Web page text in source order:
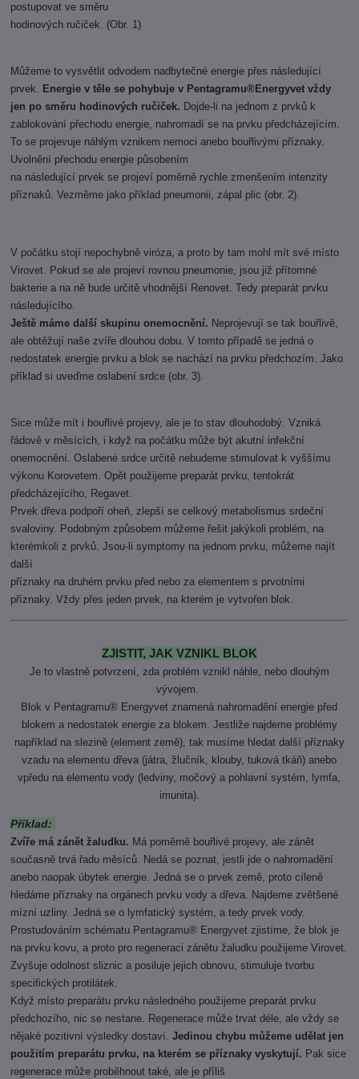
postupovat ve směru
hodinových ručiček. (Obr. 1)
Můžeme to vysvětlit odvodem nadbytečné energie přes následující
prvek. Energie v těle se pohybuje v Pentagramu®Energyvet vždy
jen po směru hodinových ručiček. Dojde-li na jednom z prvků k
zablokování přechodu energie, nahromadí se na prvku předcházejícím.
To se projevuje náhlým vznikem nemoci anebo bouřlivými příznaky.
Uvolnění přechodu energie působením
na následující prvek se projeví poměrně rychle zmenšením intenzity
příznaků. Vezměme jako příklad pneumonii, zápal plic (obr. 2).
V počátku stojí nepochybně viróza, a proto by tam mohl mít své místo
Virovet. Pokud se ale projeví rovnou pneumonie, jsou již přítomné
bakterie a na ně bude určitě vhodnější Renovet. Tedy preparát prvku
následujícího.
Ještě máme další skupinu onemocnění. Neprojevují se tak bouřlivě,
ale obtěžují naše zvíře dlouhou dobu. V tomto případě se jedná o
nedostatek energie prvku a blok se nachází na prvku předchozím. Jako
příklad si uveďme oslabení srdce (obr. 3).
Sice může mít i bouřlivé projevy, ale je to stav dlouhodobý. Vzniká
řádově v měsících, i když na počátku může být akutní infekční
onemocnění. Oslabené srdce určitě nebudeme stimulovat k vyššímu
výkonu Korovetem. Opět použijeme preparát prvku, tentokrát
předcházejícího, Regavet.
Prvek dřeva podpoří oheň, zlepší se celkový metabolismus srdeční
svaloviny. Podobným způsobem můžeme řešit jakýkoli problém, na
kterémkoli z prvků. Jsou-li symptomy na jednom prvku, můžeme najít
další
příznaky na druhém prvku před nebo za elementem s prvotními
příznaky. Vždy přes jeden prvek, na kterém je vytvořen blok.
ZJISTIT, JAK VZNIKL BLOK
Je to vlastně potvrzení, zda problém vznikl náhle, nebo dlouhým
vývojem.
Blok v Pentagramu® Energyvet znamená nahromadění energie před
blokem a nedostatek energie za blokem. Jestliže najdeme problémy
například na slezině (element země), tak musíme hledat další příznaky
vzadu na elementu dřeva (játra, žlučník, klouby, tuková tkáň) anebo
vpředu na elementu vody (ledviny, močový a pohlavní systém, lymfa,
imunita).
Příklad:
Zvíře má zánět žaludku. Má poměrně bouřlivé projevy, ale zánět
současně trvá řadu měsíců. Nedá se poznat, jestli jde o nahromadění
anebo naopak úbytek energie. Jedná se o prvek země, proto cíleně
hledáme příznaky na orgánech prvku vody a dřeva. Najdeme zvětšené
mízní uzliny. Jedná se o lymfatický systém, a tedy prvek vody.
Prostudováním schématu Pentagramu® Energyvet zjistíme, že blok je
na prvku kovu, a proto pro regeneraci zánětu žaludku použijeme Virovet.
Zvyšuje odolnost sliznic a posiluje jejich obnovu, stimuluje tvorbu
specifických protilátek.
Když místo preparátu prvku následného použijeme preparát prvku
předchozího, nic se nestane. Regenerace může trvat déle, ale vždy se
nějaké pozitivní výsledky dostaví.Jedinou chybu můžeme udělat jen
použitím preparátu prvku, na kterém se příznaky vyskytují. Pak sice
regenerace může proběhnout také, ale je příliš